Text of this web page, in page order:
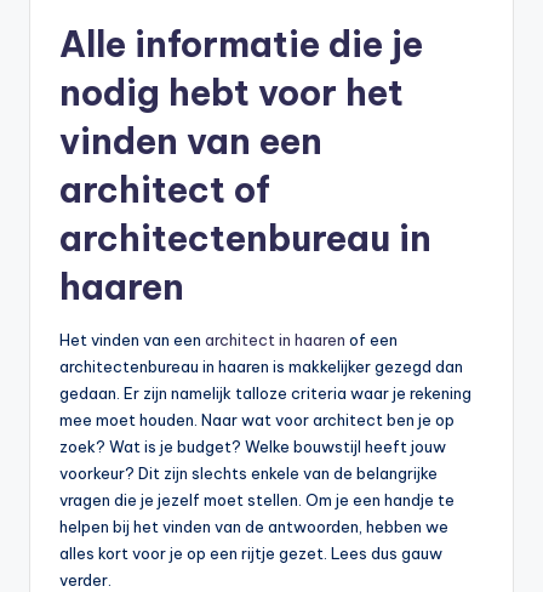
Alle informatie die je
nodig hebt voor het
vinden van een
architect of
architectenbureau in
haaren
Het vinden van een architect in haaren of een
architectenbureau in haaren is makkelijker gezegd dan
gedaan. Er zijn namelijk talloze criteria waar je rekening
mee moet houden. Naar wat voor architect ben je op
zoek? Wat is je budget? Welke bouwstijl heeft jouw
voorkeur? Dit zijn slechts enkele van de belangrijke
vragen die je jezelf moet stellen. Om je een handje te
helpen bij het vinden van de antwoorden, hebben we
alles kort voor je op een rijtje gezet. Lees dus gauw
verder.